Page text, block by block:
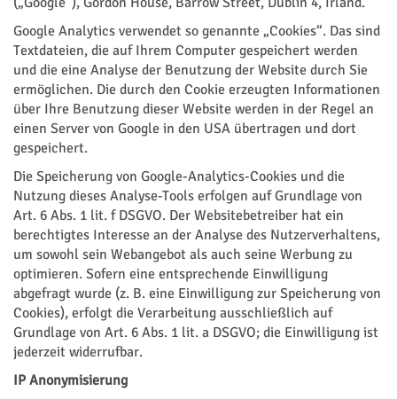
Google Analytics verwendet so genannte „Cookies“. Das sind
Textdateien, die auf Ihrem Computer gespeichert werden
und die eine Analyse der Benutzung der Website durch Sie
ermöglichen. Die durch den Cookie erzeugten Informationen
über Ihre Benutzung dieser Website werden in der Regel an
einen Server von Google in den USA übertragen und dort
gespeichert.
Die Speicherung von Google-Analytics-Cookies und die
Nutzung dieses Analyse-Tools erfolgen auf Grundlage von
Art. 6 Abs. 1 lit. f DSGVO. Der Websitebetreiber hat ein
berechtigtes Interesse an der Analyse des Nutzerverhaltens,
um sowohl sein Webangebot als auch seine Werbung zu
optimieren. Sofern eine entsprechende Einwilligung
abgefragt wurde (z. B. eine Einwilligung zur Speicherung von
Cookies), erfolgt die Verarbeitung ausschließlich auf
Grundlage von Art. 6 Abs. 1 lit. a DSGVO; die Einwilligung ist
jederzeit widerrufbar.
IP Anonymisierung